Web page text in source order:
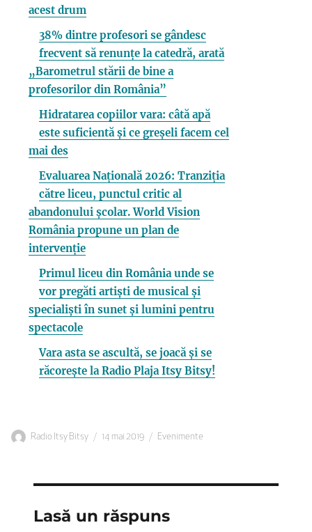
acest drum
38% dintre profesori se gândesc
frecvent să renunțe la catedră, arată
„Barometrul stării de bine a
profesorilor din România”
Hidratarea copiilor vara: câtă apă
este suficientă și ce greșeli facem cel
mai des
Evaluarea Națională 2026: Tranziția
către liceu, punctul critic al
abandonului școlar. World Vision
România propune un plan de
intervenție
Primul liceu din România unde se
vor pregăti artiști de musical și
specialiști în sunet și lumini pentru
spectacole
Vara asta se ascultă, se joacă și se
răcorește la Radio Plaja Itsy Bitsy!
Autor
Radio Itsy Bitsy
Publicat
14 mai 2019 Categorii
Evenimente
Lasă un răspuns